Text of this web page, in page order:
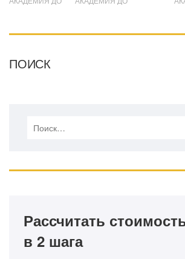
ПОИСК
Рассчитать
в 2 шага